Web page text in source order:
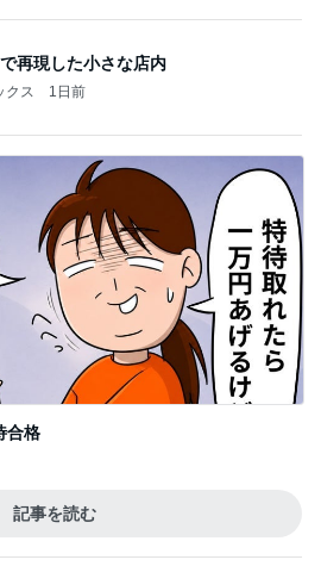
再現した小さな店内
クス 1日前
合格
記事を読む